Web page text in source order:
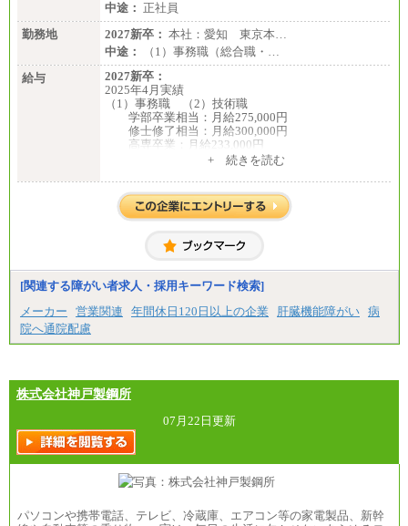
中途： 正社員
勤務地
2027新卒： 本社：愛知 東京本…
中途：
（1）事務職（総合職・…
給与
2027新卒：
2025年4月実績
（1）事務職 （2）技術職
学部卒業相当：月給275,000円
修士修了相当：月給300,000円
高専卒業：月給233,000円
大学院修了・大学卒業：月給21万円
短期大学・専門学校（2年制）卒業：月給20万円
慮して給与を決定いたします
※試用期間中も給与に変更はございません
中途：
（1）事務職（総合職・正社員） （2）技術職（総
合職・正社員）
月給 208,000円以上
基本給
月給 182,400円以上
+ 続きを読む
[関連する障がい者求人・採用キーワード検索]
メーカー
営業関連 年間休日120日以上の企業 肝臓機能障がい 病
院へ通院配慮
株式会社神戸製鋼所
07月22日更新
パソコンや携帯電話、テレビ、冷蔵庫、エアコン等の家電製品、新幹